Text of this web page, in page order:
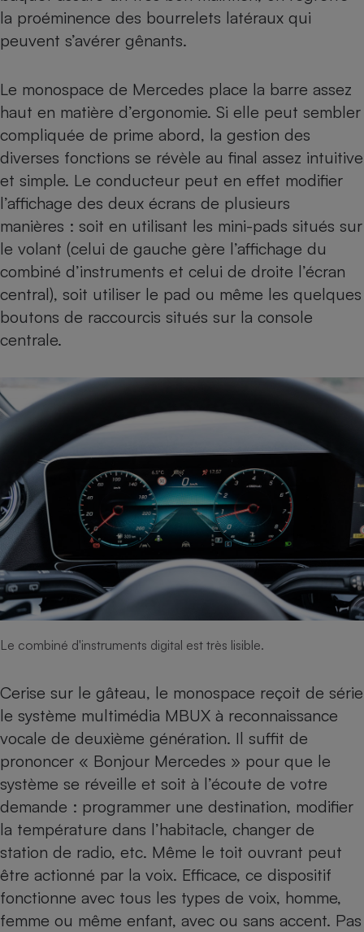
la proéminence des bourrelets latéraux qui
peuvent s’avérer gênants.
Le monospace de Mercedes place la barre assez
haut en matière d’ergonomie. Si elle peut sembler
compliquée de prime abord, la gestion des
diverses fonctions se révèle au final assez intuitive
et simple. Le conducteur peut en effet modifier
l’affichage des deux écrans de plusieurs
manières : soit en utilisant les mini-pads situés sur
le volant (celui de gauche gère l’affichage du
combiné d’instruments et celui de droite l’écran
central), soit utiliser le pad ou même les quelques
boutons de raccourcis situés sur la console
centrale.
Le combiné d'instruments digital est très lisible.
Cerise sur le gâteau, le monospace reçoit de série
le système multimédia MBUX à reconnaissance
vocale de deuxième génération. Il suffit de
prononcer « Bonjour Mercedes » pour que le
système se réveille et soit à l’écoute de votre
demande : programmer une destination, modifier
la température dans l’habitacle, changer de
station de radio, etc. Même le toit ouvrant peut
être actionné par la voix. Efficace, ce dispositif
fonctionne avec tous les types de voix, homme,
femme ou même enfant, avec ou sans accent. Pas